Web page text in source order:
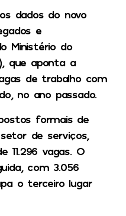
dados do novo
e
Ministério do
que aponta a
de trabalho com
no ano passado.
formais de
de serviços,
11.296 vagas. O
com 3.056
o terceiro lugar